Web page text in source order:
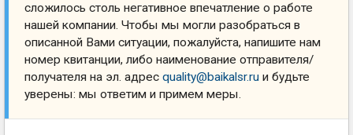
сложилось столь негативное впечатление о работе
нашей компании. Чтобы мы могли разобраться в
описанной Вами ситуации, пожалуйста, напишите нам
номер квитанции, либо наименование отправителя/
получателя на эл. адрес quality@baikalsr.ru и будьте
уверены: мы ответим и примем меры.